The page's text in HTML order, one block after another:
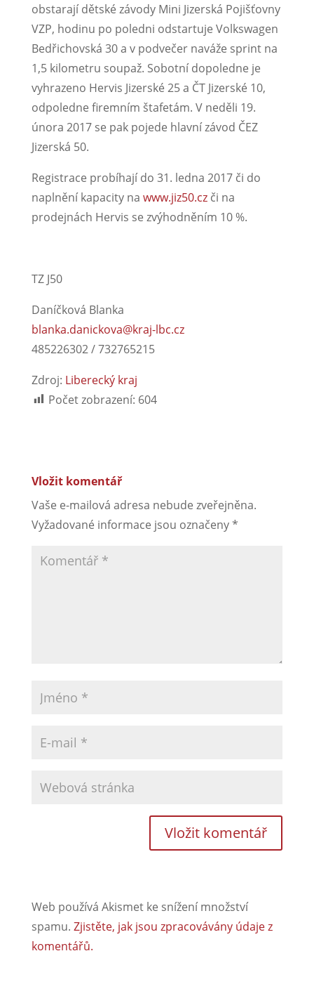
obstarají dětské závody Mini Jizerská Pojišťovny
VZP, hodinu po poledni odstartuje Volkswagen
Bedřichovská 30 a v podvečer naváže sprint na
1,5 kilometru soupaž. Sobotní dopoledne je
vyhrazeno Hervis Jizerské 25 a ČT Jizerské 10,
odpoledne firemním štafetám. V neděli 19.
února 2017 se pak pojede hlavní závod ČEZ
Jizerská 50.
Registrace probíhají do 31. ledna 2017 či do
naplnění kapacity na www.jiz50.czči na
prodejnách Hervis se zvýhodněním 10 %.
TZ J50
Daníčková Blanka
blanka.danickova@kraj-lbc.cz
485226302 / 732765215
Zdroj: Liberecký kraj
Počet zobrazení: 604
Vložit komentář
Vaše e-mailová adresa nebude zveřejněna.
Vyžadované informace jsou označeny*
Web používá Akismet ke snížení množství
spamu. Zjistěte, jak jsou zpracovávány údaje z
komentářů.